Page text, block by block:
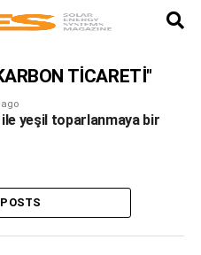
TİCARETİ"
ago
yeşil toparlanmaya bir